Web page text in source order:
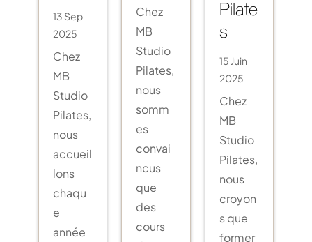
13 Sep
2025
Chez
MB
Studio
Pilates,
nous
accueil
lons
chaqu
e
année
Chez
MB
Studio
Pilates,
nous
somm
es
convai
ncus
que
des
cours
Pilate
s
15 Juin
2025
Chez
MB
Studio
Pilates,
nous
croyon
s que
former